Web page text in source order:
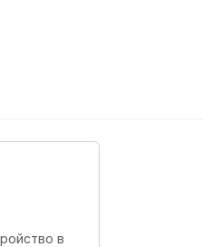
в